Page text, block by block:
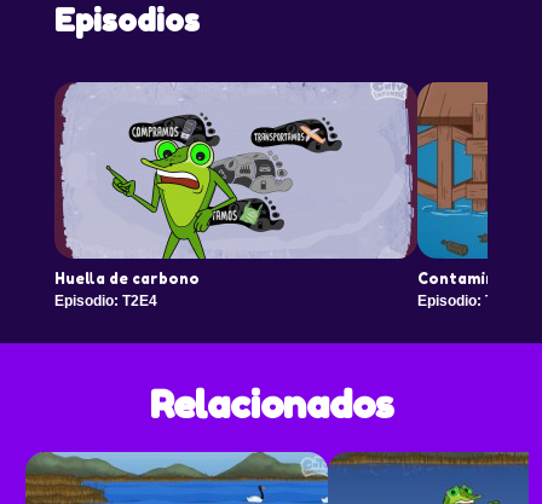
Episodios
Huella de carbono
Episodio: T2E4 Episodio: T2E5
Relacionados